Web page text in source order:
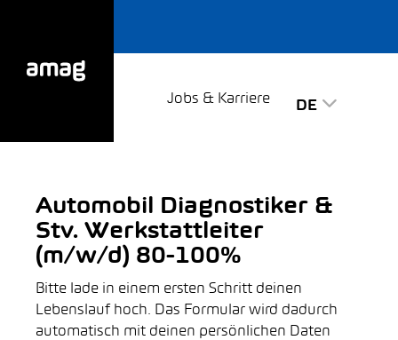
DE
Jobs & Karriere
Automobil Diagnostiker &
Stv. Werkstattleiter
(m/w/d) 80-100%
Bitte lade in einem ersten Schritt deinen
Lebenslauf hoch. Das Formular wird dadurch
automatisch mit deinen persönlichen Daten